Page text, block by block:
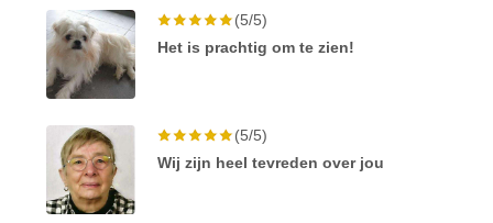
(5/5)
Het is prachtig om te zien!
(5/5)
Wij zijn heel tevreden over jou